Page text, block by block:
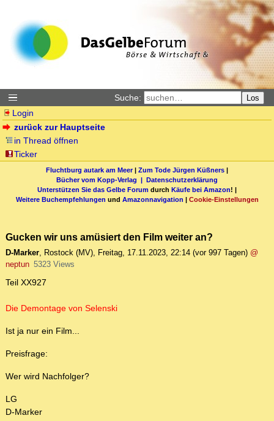
Suche: Los
Login
zurück zur Hauptseite
in Thread öffnen
Ticker
Fluchtburg autark am Meer| Zum Tode Jürgen Küßners |
Bücher vom Kopp-Verlag | Datenschutzerklärung
Unterstützen Sie das Gelbe Forum durch Käufe bei Amazon! |
Weitere Buchempfehlungen und Amazonnavigation | Cookie-Einstellungen
Gucken wir uns amüsiert den Film weiter an?
D-Marker, Rostock (MV), Freitag, 17.11.2023, 22:14 (vor 997 Tagen) @
neptun 5323 Views
Teil XX927
Die Demontage von Selenski
Ist ja nur ein Film...
Preisfrage:
Wer wird Nachfolger?
LG
D-Marker